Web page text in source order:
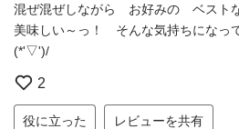
混ぜ混ぜしながら お好みの ベストな
美味しい～っ！ そんな気持ちになっ
(*'▽')/
2
役に立った レビューを共有